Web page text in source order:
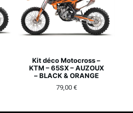
Kit déco Motocross –
KTM – 65SX – AUZOUX
– BLACK & ORANGE
79,00 €